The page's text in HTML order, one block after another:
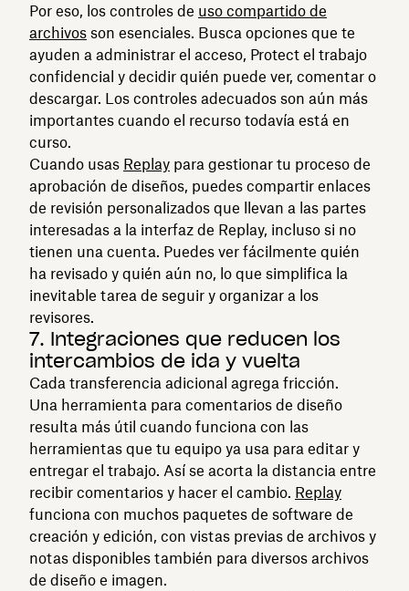
Por eso, los controles de uso compartido de
archivos son esenciales. Busca opciones que te
ayuden a administrar el acceso, Protect el trabajo
confidencial y decidir quién puede ver, comentar o
descargar. Los controles adecuados son aún más
importantes cuando el recurso todavía está en
curso.
Cuando usas Replay para gestionar tu proceso de
aprobación de diseños, puedes compartir enlaces
de revisión personalizados que llevan a las partes
interesadas a la interfaz de Replay, incluso si no
tienen una cuenta. Puedes ver fácilmente quién
ha revisado y quién aún no, lo que simplifica la
inevitable tarea de seguir y organizar a los
revisores.
7. Integraciones que reducen los
intercambios de ida y vuelta
Cada transferencia adicional agrega fricción.
Una herramienta para comentarios de diseño
resulta más útil cuando funciona con las
herramientas que tu equipo ya usa para editar y
entregar el trabajo. Así se acorta la distancia entre
recibir comentarios y hacer el cambio. Replay
funciona con muchos paquetes de software de
creación y edición, con vistas previas de archivos y
notas disponibles también para diversos archivos
de diseño e imagen.